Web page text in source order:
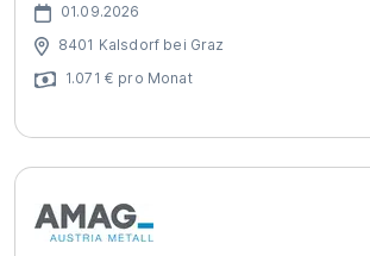
01.09.2026
8401 Kalsdorf bei Graz
1.071 € pro Monat